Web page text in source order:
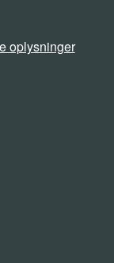
oplysninger